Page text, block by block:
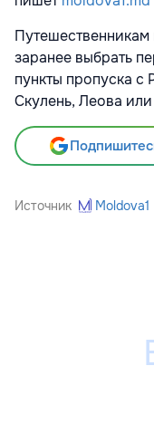
Путешественникам
заранее выбрать
пункты пропуска
Скулень, Леова или
Источник Moldova1